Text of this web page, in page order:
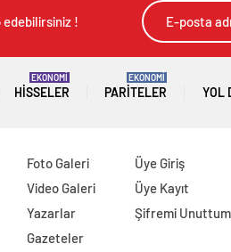
!
HISSELER
EKONOMİ
PARITELER
EKONOMİ
YOL
Foto Galeri
Video Galeri
Yazarlar
Gazeteler
Üye Giriş
Üye Kayıt
Şifremi Unuttum